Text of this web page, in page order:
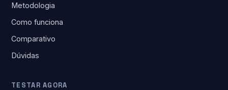
Metodologia
Como funciona
Comparativo
Dúvidas
TESTAR AGORA